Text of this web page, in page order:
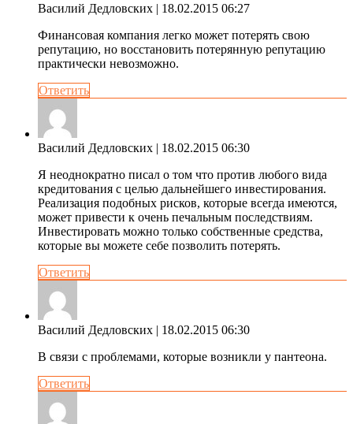
Василий Дедловских | 18.02.2015 06:27
Финансовая компания легко может потерять свою
репутацию, но восстановить потерянную репутацию
практически невозможно.
Ответить
Василий Дедловских | 18.02.2015 06:30
Я неоднократно писал о том что против любого вида
кредитования с целью дальнейшего инвестирования.
Реализация подобных рисков, которые всегда имеются,
может привести к очень печальным последствиям.
Инвестировать можно только собственные средства,
которые вы можете себе позволить потерять.
Ответить
Василий Дедловских | 18.02.2015 06:30
В связи с проблемами, которые возникли у пантеона.
Ответить